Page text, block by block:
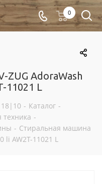
0
ZUG AdoraWash
11021 L
18|10 - Каталог -
техника -
- Стиральная машина
li AW2T-11021 L